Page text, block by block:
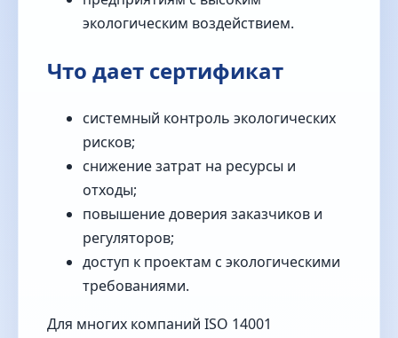
экологическим воздействием.
Что дает сертификат
системный контроль экологических
рисков;
снижение затрат на ресурсы и
отходы;
повышение доверия заказчиков и
регуляторов;
доступ к проектам с экологическими
требованиями.
Для многих компаний ISO 14001